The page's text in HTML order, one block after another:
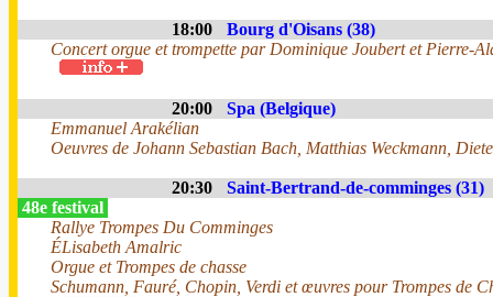
18:00
Bourg d'Oisans (38)
Concert orgue et trompette par Dominique Joubert et Pierre-
20:00
Spa (Belgique)
Emmanuel Arakélian
Oeuvres de Johann Sebastian Bach, Matthias Weckmann,
20:30
Saint-Bertrand-de-comminges (31)
48e festival
Rallye Trompes Du Comminges
ÉLisabeth Amalric
Orgue et Trompes de chasse
Schumann, Fauré, Chopin, Verdi et œuvres pour Trompes de